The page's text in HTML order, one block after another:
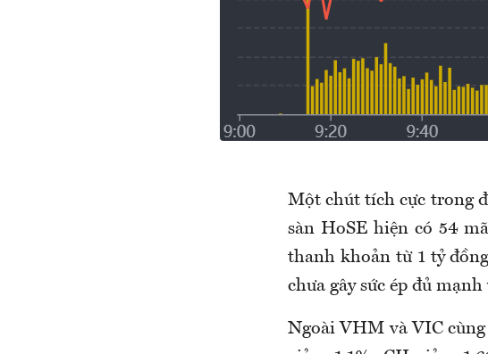
Một chút tích cực trong
sàn HoSE hiện có 54
thanh khoản từ 1 tỷ
chưa gây sức ép đủ
Ngoài VHM và VIC